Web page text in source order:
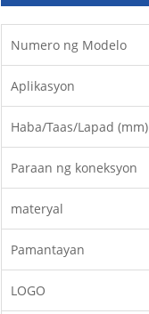
Numero ng Modelo
Aplikasyon
Haba/Taas/Lapad (mm)
Paraan ng koneksyon
materyal
Pamantayan
LOGO